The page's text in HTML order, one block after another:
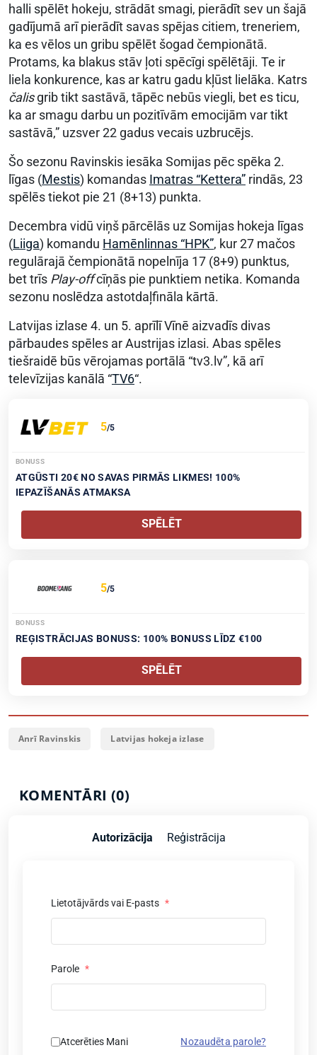
halli spēlēt hokeju, strādāt smagi, pierādīt sev un šajā
gadījumā arī pierādīt savas spējas citiem, treneriem,
ka es vēlos un gribu spēlēt šogad čempionātā.
Protams, ka blakus stāv ļoti spēcīgi spēlētāji. Te ir
liela konkurence, kas ar katru gadu kļūst lielāka. Katrs
čalisgrib tikt sastāvā, tāpēc nebūs viegli, bet es ticu,
ka ar smagu darbu un pozitīvām emocijām var tikt
sastāvā,” uzsver 22 gadus vecais uzbrucējs.
Šo sezonu Ravinskis iesāka Somijas pēc spēka 2.
līgas (Mestis) komandas Imatras “Kettera” rindās, 23
spēlēs tiekot pie 21 (8+13) punkta.
Decembra vidū viņš pārcēlās uz Somijas hokeja līgas
(Liiga) komandu Hamēnlinnas “HPK”, kur 27 mačos
regulārajā čempionātā nopelnīja 17 (8+9) punktus,
bet trīs Play-offcīņās pie punktiem netika. Komanda
sezonu noslēdza astotdaļfināla kārtā.
Latvijas izlase 4. un 5. aprīlī Vīnē aizvadīs divas
pārbaudes spēles ar Austrijas izlasi. Abas spēles
tiešraidē būs vērojamas portālā “tv3.lv”, kā arī
televīzijas kanālā “TV6“.
5/5
BONUSS
ATGŪSTI 20€ NO SAVAS PIRMĀS LIKMES! 100%
IEPAZĪŠANĀS ATMAKSA
SPĒLĒT
5/5
BONUSS
REĢISTRĀCIJAS BONUSS: 100% BONUSS LĪDZ €100
SPĒLĒT
Anrī Ravinskis Latvijas hokeja izlase
KOMENTĀRI (0)
Autorizācija Reģistrācija
Lietotājvārds vai E-pasts *
Parole *
Atcerēties Mani Nozaudēta parole?